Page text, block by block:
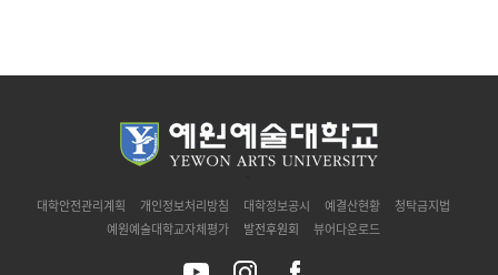
대학안전관리계획 개인정보처리방침 대학정보공시 예결산현황
청탁금지법
예원예술대학교자체평가
발전후원회 뷰어다운로드